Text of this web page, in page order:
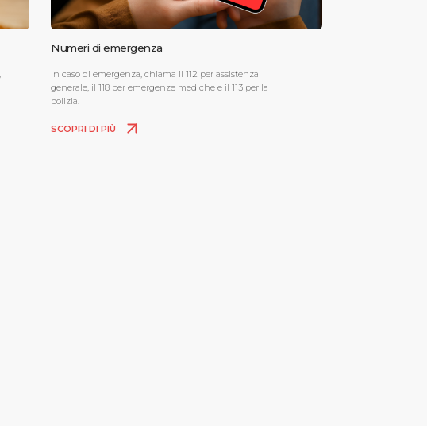
Numeri di emergenza
In caso di emergenza, chiama il 112 per assistenza
generale, il 118 per emergenze mediche e il 113 per la
polizia.
SCOPRI DI PIÙ